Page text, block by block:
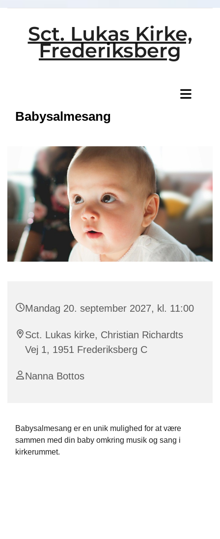
Sct. Lukas Kirke,
Frederiksberg
Babysalmesang
Mandag 20. september 2027, kl. 11:00
Sct. Lukas kirke, Christian Richardts
Vej 1, 1951 Frederiksberg C
Nanna Bottos
Babysalmesang er en unik mulighed for at være
sammen med din baby omkring musik og sang i
kirkerummet.